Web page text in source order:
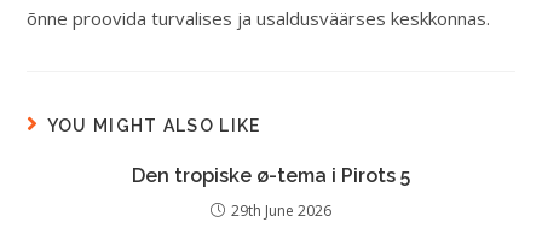
õnne proovida turvalises ja usaldusväärses keskkonnas.
YOU MIGHT ALSO LIKE
Den tropiske ø-tema i Pirots 5
29th June 2026